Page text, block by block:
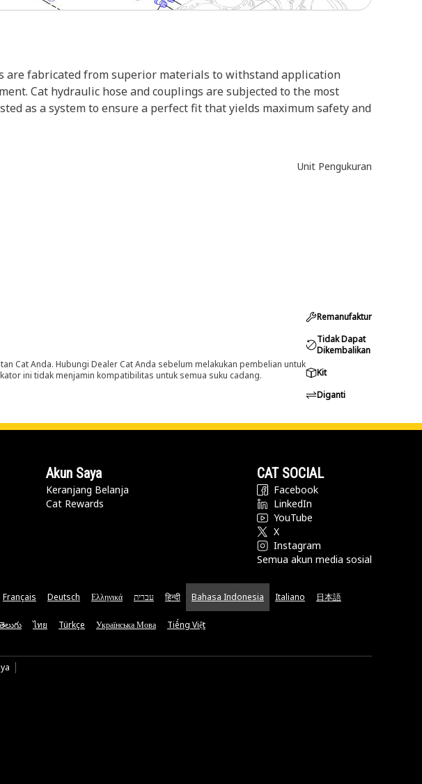
are fabricated from superior materials to withstand application
Cat hydraulic hose and couplings are subjected to the most
as a system to ensure a perfect fit that yields maximum safety and
Unit Pengukuran
Cat Anda. Hubungi Dealer Cat Anda sebelum melakukan pembelian untuk
ini tidak menjamin kompatibilitas untuk semua suku cadang.
Remanufaktur
Tidak Dapat
Dikembalikan
Kit
Diganti
Akun Saya
Keranjang Belanja
Cat Rewards
CAT SOCIAL
Facebook
LinkedIn
YouTube
X
Instagram
Semua akun media sosial
Français Deutsch Ελληνικά עברית हिन्दी Bahasa Indonesia Italiano 日本語
ไทย Türkçe Українська Мова Tiếng Việt